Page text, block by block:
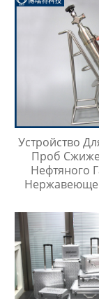
Устройство
Проб
Нефтяного